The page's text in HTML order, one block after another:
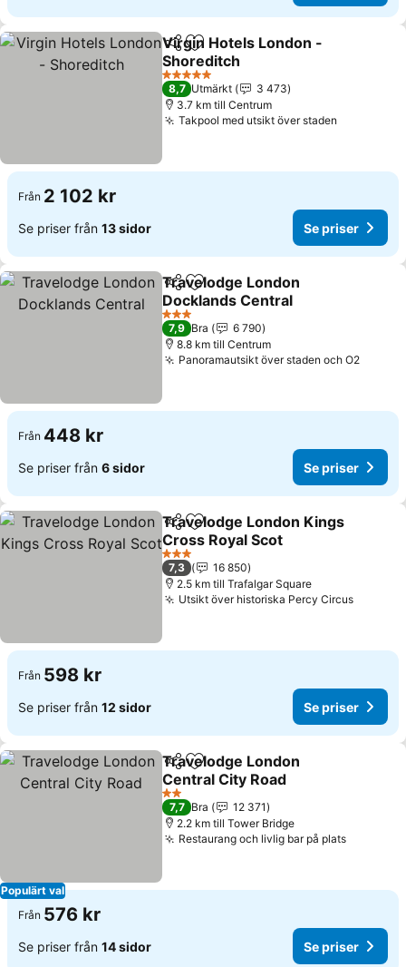
Dela Lägg till i Mina Favoriter
Virgin Hotels London -
Shoreditch
Se priser
5 Stjärnor
8,7 Utmärkt
3 473
3.7 km till Centrum
Takpool med utsikt över staden
Från 2 102 kr
Se priser från 13 sidor Se priser
Dela Lägg till i Mina Favoriter
Travelodge London
Docklands Central
Se priser
3 Stjärnor
7,9 Bra
6 790
8.8 km till Centrum
Panoramautsikt över staden och O2Se
Från 448 kr
Se priser från 6 sidor Se priser
Dela Lägg till i Mina Favoriter
Travelodge London Kings
Cross Royal Scot
Se priser
3 Stjärnor
7,3
16 850
2.5 km till Trafalgar Square
Utsikt över historiska Percy CircusSe
Från 598 kr
Se priser från 12 sidor Se priser
Populärt val
Dela Lägg till i Mina Favoriter
Travelodge London
Central City Road
Se priser
2 Stjärnor
7,7 Bra
12 371
2.2 km till Tower Bridge
Restaurang och livlig bar på platsSe priser
Från 576 kr
Se priser från 14 sidor Se priser